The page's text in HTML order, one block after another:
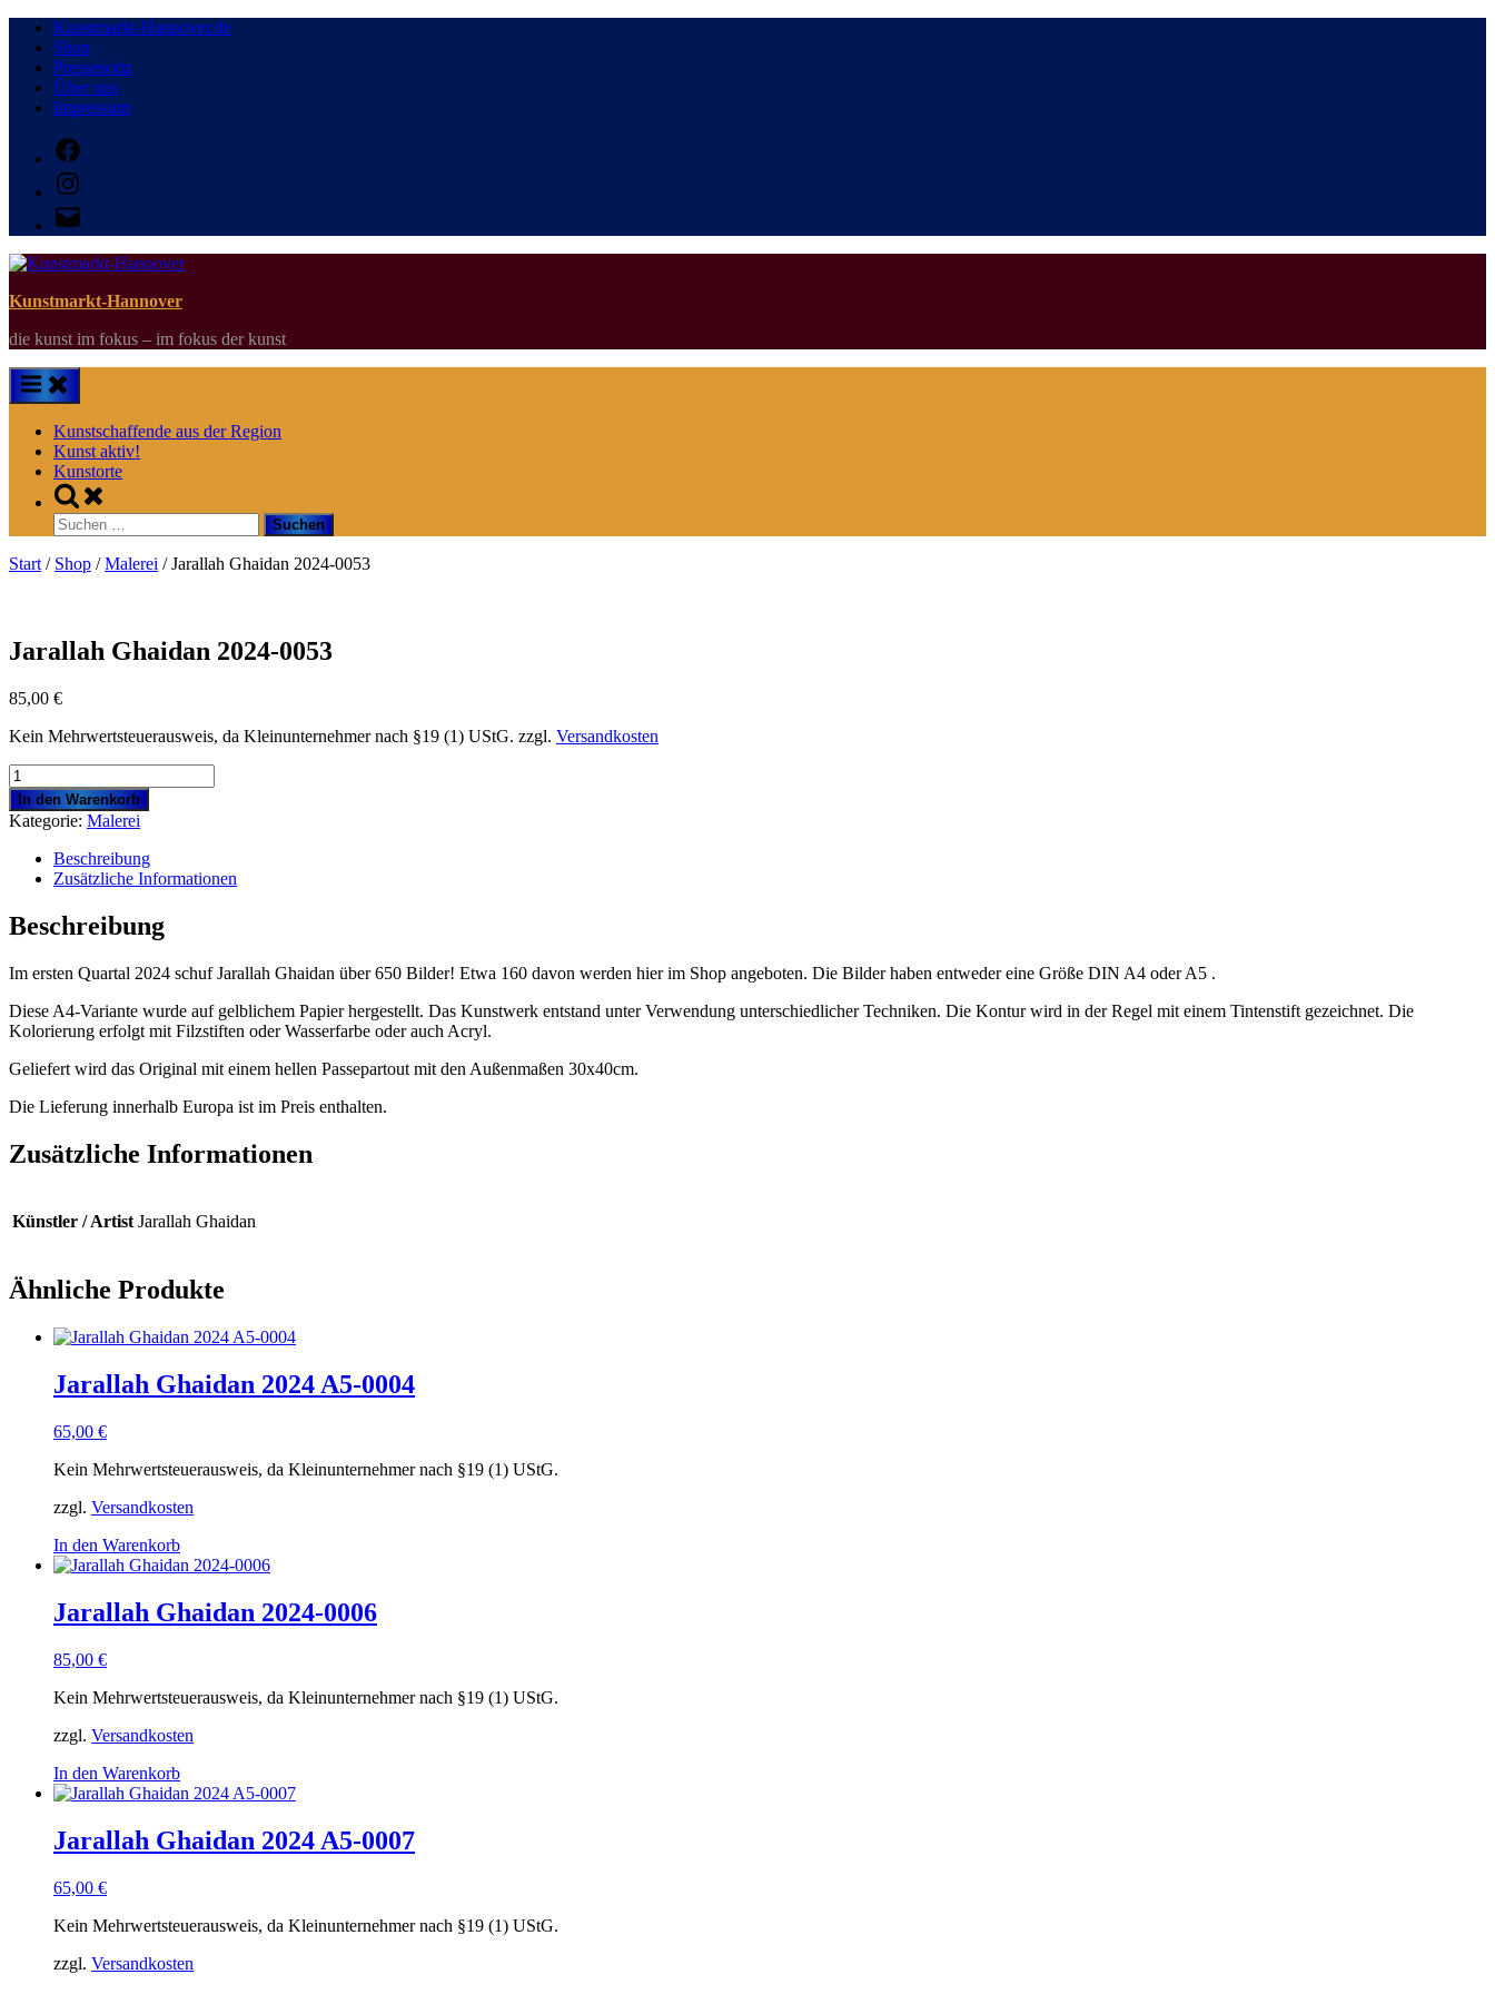
Skip
content
Kunstmarkt-Hannover.de
Shop
Pressenotiz
Über uns
Impressum
Facebook
Instagram
E-
Mail
Kunstmarkt-Hannover
die kunst im fokus – im fokus der kunst
Kunstschaffende aus der Region
Kunst aktiv!
Kunstorte
Toggle
search
form
Suchen
nach:
Start / Shop /Malerei / Jarallah Ghaidan 2024-0053
Jarallah Ghaidan 2024-0053
85,00 €
Kein Mehrwertsteuerausweis, da Kleinunternehmer nach §19 (1) UStG. zzgl. Versandkosten
Jarallah
Ghaidan
2024-
0053
Menge
In den Warenkorb
Kategorie: Malerei
Beschreibung
Zusätzliche Informationen
Beschreibung
Im ersten Quartal 2024 schuf Jarallah Ghaidan über 650 Bilder! Etwa 160 davon werden hier im Shop angeboten. Die Bilder haben entweder eine Größe DIN A4 oder A5 .
Diese A4-Variante wurde auf gelblichem Papier hergestellt. Das Kunstwerk entstand unter Verwendung unterschiedlicher Techniken. Die Kontur wird in der Regel mit einem Tintenstift gezeichnet. Die
Kolorierung erfolgt mit Filzstiften oder Wasserfarbe oder auch Acryl.
Geliefert wird das Original mit einem hellen Passepartout mit den Außenmaßen 30x40cm.
Die Lieferung innerhalb Europa ist im Preis enthalten.
Zusätzliche Informationen
Künstler / Artist Jarallah Ghaidan
Ähnliche Produkte
Jarallah Ghaidan 2024 A5-0004
65,00 €
Kein Mehrwertsteuerausweis, da Kleinunternehmer nach §19 (1) UStG.
zzgl. Versandkosten
In den Warenkorb
Jarallah Ghaidan 2024-0006
85,00 €
Kein Mehrwertsteuerausweis, da Kleinunternehmer nach §19 (1) UStG.
zzgl. Versandkosten
In den Warenkorb
Jarallah Ghaidan 2024 A5-0007
65,00 €
Kein Mehrwertsteuerausweis, da Kleinunternehmer nach §19 (1) UStG.
zzgl. Versandkosten